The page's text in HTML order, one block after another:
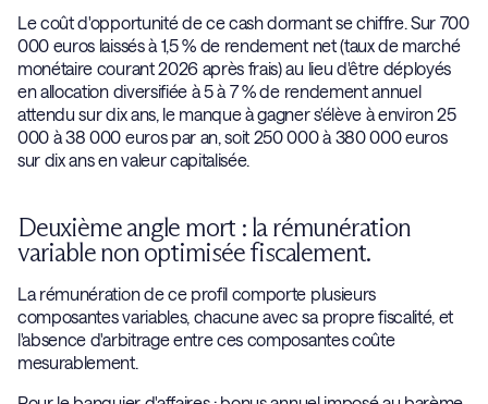
Le coût d'opportunité de ce cash dormant se chiffre. Sur 700
000 euros laissés à 1,5 % de rendement net (taux de marché
monétaire courant 2026 après frais) au lieu d'être déployés
en allocation diversifiée à 5 à 7 % de rendement annuel
attendu sur dix ans, le manque à gagner s'élève à environ 25
000 à 38 000 euros par an, soit 250 000 à 380 000 euros
sur dix ans en valeur capitalisée.
Deuxième angle mort : la rémunération
variable non optimisée fiscalement.
La rémunération de ce profil comporte plusieurs
composantes variables, chacune avec sa propre fiscalité, et
l'absence d'arbitrage entre ces composantes coûte
mesurablement.